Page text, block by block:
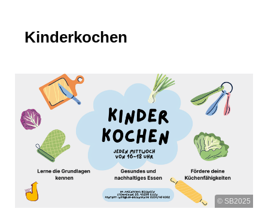
Kinderkochen
© SB2025